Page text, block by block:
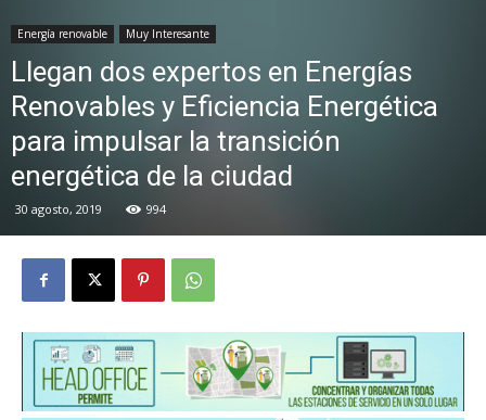
Energía renovable Muy Interesante
Llegan dos expertos en Energías
Renovables y Eficiencia Energética
para impulsar la transición
energética de la ciudad
30 agosto, 2019 994